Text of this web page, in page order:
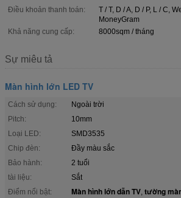
Điều khoản thanh toán:
T / T, D / A, D / P, L / C,
MoneyGram
Khả năng cung cấp:
8000sqm / tháng
Sự miêu tả
Màn hình lớn LED TV
Cách sử dụng:
Ngoài trời
Pitch:
10mm
Loại LED:
SMD3535
Chip đèn:
Đầy màu sắc
Bảo hành:
2 tuổi
tài liệu:
Sắt
Điểm nổi bật:
Màn hình lớn dẫn TV, tường